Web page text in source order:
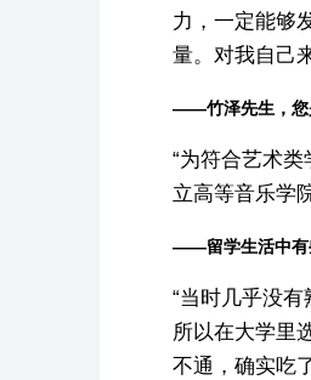
力，一定能够
量。对我自己
——竹泽先生，您
“为符合艺术
立高等音乐学
——留学生活中有
“当时几乎没
所以在大学里
不通，确实吃